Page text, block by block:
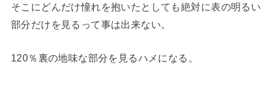
そこにどんだけ憧れを抱いたとしても絶対に表の明るい
部分だけを見るって事は出来ない。
120％裏の地味な部分を見るハメになる。